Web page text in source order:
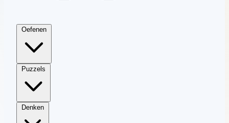
Oefenen
Puzzels
Denken